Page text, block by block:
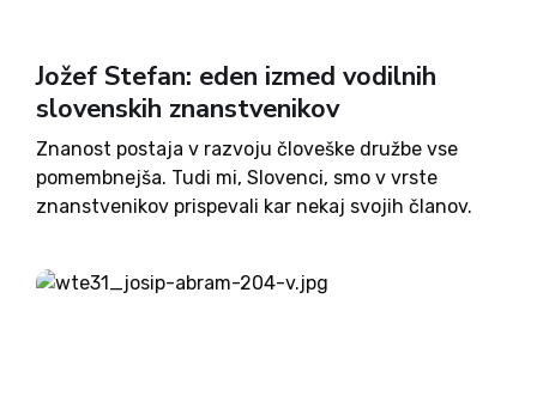
Jožef Stefan: eden izmed vodilnih
slovenskih znanstvenikov
Znanost postaja v razvoju človeške družbe vse
pomembnejša. Tudi mi, Slovenci, smo v vrste
znanstvenikov prispevali kar nekaj svojih članov.
Stefan. Rojen je bil leta 1835 v predmestju
Celovca, v tistih časih še...